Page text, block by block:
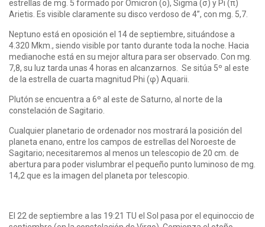
estrellas de mg. 5 formado por Omicron (ο), Sigma (σ) y Pi (π)
Arietis. Es visible claramente su disco verdoso de 4”, con mg. 5,7.
Neptuno está en oposición el 14 de septiembre, situándose a
4.320 Mkm., siendo visible por tanto durante toda la noche. Hacia
medianoche está en su mejor altura para ser observado. Con mg.
7,8, su luz tarda unas 4 horas en alcanzarnos. Se sitúa 5º al este
de la estrella de cuarta magnitud Phi (φ) Aquarii.
Plutón se encuentra a 6º al este de Saturno, al norte de la
constelación de Sagitario.
Cualquier planetario de ordenador nos mostrará la posición del
planeta enano, entre los campos de estrellas del Noroeste de
Sagitario; necesitaremos al menos un telescopio de 20 cm. de
abertura para poder vislumbrar el pequeño punto luminoso de mg.
14,2 que es la imagen del planeta por telescopio.
El 22 de septiembre a las 19:21 TU el Sol pasa por el equinoccio de